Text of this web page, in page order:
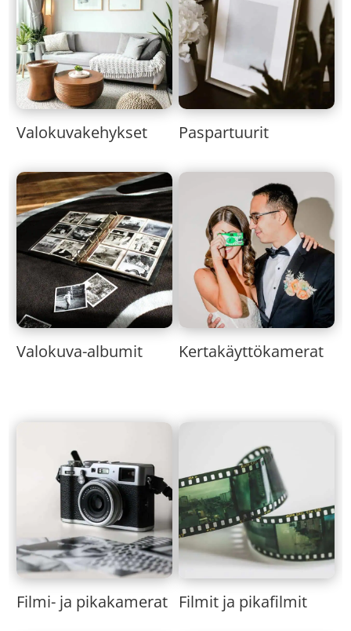
Valokuvakehykset Paspartuurit
Valokuva-albumit Kertakäyttökamerat
Filmi- ja pikakamerat Filmit ja pikafilmit